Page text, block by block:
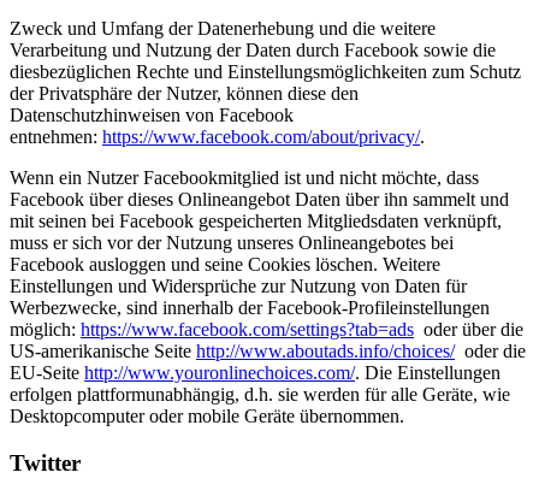
Zweck und Umfang der Datenerhebung und die weitere
Verarbeitung und Nutzung der Daten durch Facebook sowie die
diesbezüglichen Rechte und Einstellungsmöglichkeiten zum Schutz
der Privatsphäre der Nutzer, können diese den
Datenschutzhinweisen von Facebook
entnehmen: https://www.facebook.com/about/privacy/.
Wenn ein Nutzer Facebookmitglied ist und nicht möchte, dass
Facebook über dieses Onlineangebot Daten über ihn sammelt und
mit seinen bei Facebook gespeicherten Mitgliedsdaten verknüpft,
muss er sich vor der Nutzung unseres Onlineangebotes bei
Facebook ausloggen und seine Cookies löschen. Weitere
Einstellungen und Widersprüche zur Nutzung von Daten für
Werbezwecke, sind innerhalb der Facebook-Profileinstellungen
möglich: https://www.facebook.com/settings?tab=ads oder über die
US-amerikanische Seite http://www.aboutads.info/choices/oder die
EU-Seite http://www.youronlinechoices.com/. Die Einstellungen
erfolgen plattformunabhängig, d.h. sie werden für alle Geräte, wie
Desktopcomputer oder mobile Geräte übernommen.
Twitter